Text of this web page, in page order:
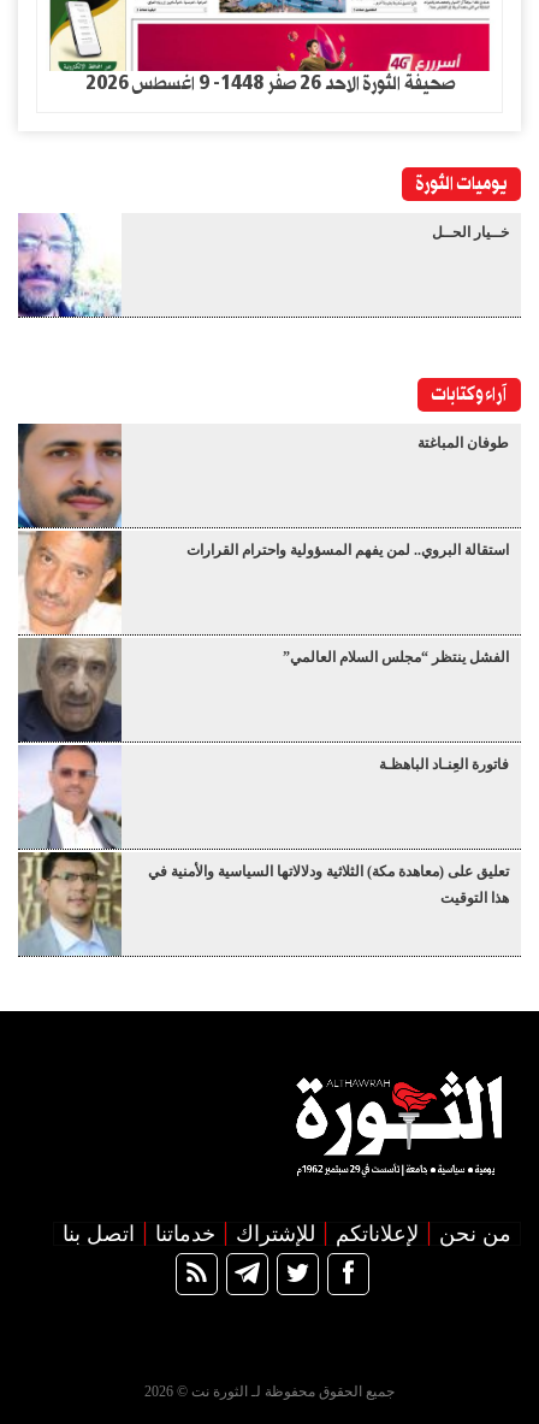
صحيفة الثورة الاحد 26 صفر 1448- 9 اغسطس 2026
يوميات الثورة
خــيار الحــل
آراء وكتابات
طوفان المباغتة
استقالة البروي.. لمن يفهم المسؤولية واحترام القرارات
الفشل ينتظر “مجلس السلام العالمي”
فاتورة العِنـاد الباهظـة
تعليق على (معاهدة مكة) الثلاثية ودلالاتها السياسية والأمنية في
هذا التوقيت
من نحن لإعلاناتكم للإشتراك خدماتنا اتصل بنا
جميع الحقوق محفوظة لـ الثورة نت © 2026